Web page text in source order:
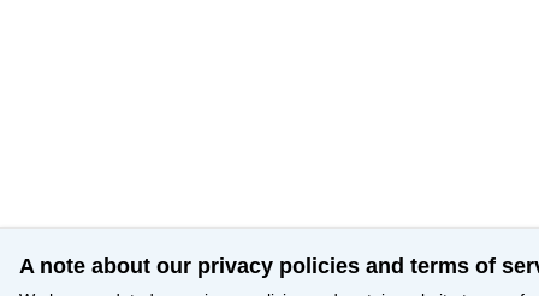
A note about our privacy policies and terms of